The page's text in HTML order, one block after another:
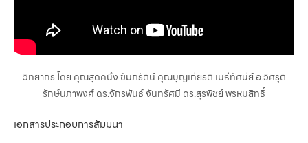
วิทยากร โดย คุณสุดคนึง ขัมภรัตน์ คุณบุญเกียรติ เมธีทัศนีย์ อ.วิศรุต
รักษ์นภาพงศ์ ดร.จักรพันธ์ จันทรัศมี ดร.สุรพิชย์ พรหมสิทธิ์
เอกสารประกอบการสัมมนา